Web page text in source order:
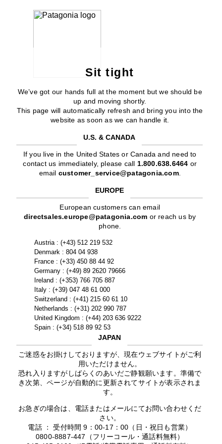
Sit tight
We’ve got our hands full at the moment but we should be
up and moving shortly.
This page will automatically refresh and bring you into the
website as soon as we can handle it.
U.S. & CANADA
If you live in the United States or Canada and need to
contact us immediately, please call 1.800.638.6464 or
email customer_service@patagonia.com.
EUROPE
European customers can email
directsales.europe@patagonia.com or reach us by
phone.
Austria : (+43) 512 219 532
Denmark : 804 04 938
France : (+33) 450 88 44 92
Germany : (+49) 89 2620 79666
Ireland : (+353) 766 705 887
Italy : (+39) 047 48 61 000
Switzerland : (+41) 215 60 61 10
Netherlands : (+31) 202 990 787
United Kingdom : (+44) 203 636 9222
Spain : (+34) 518 89 92 53
JAPAN
ご迷惑をお掛けしておりますが、現在ウェブサイトがご利
用いただけません。
恐れ入りますがしばらくのあいだご静観願います。準備で
き次第、ページが自動的に更新されてサイトが表示されま
す。
お急ぎの場合は、電話またはメールにてお問い合わせくだ
さい。
電話 ： 受付時間 9：00-17：00（日・祝日も営業）
0800-8887-447（フリーコール・通話料無料）